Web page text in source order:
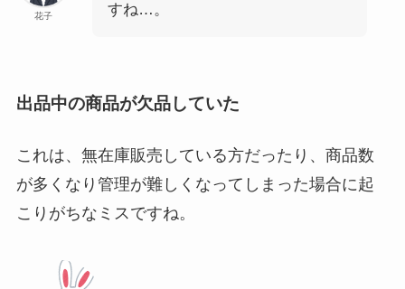
花子
すね…。
出品中の商品が欠品していた
これは、無在庫販売している方だったり、商品数
が多くなり管理が難しくなってしまった場合に起
こりがちなミスですね。